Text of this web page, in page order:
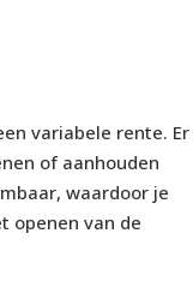
variabele rente. Er
of aanhouden
waardoor je
openen van de